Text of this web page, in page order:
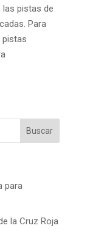
las pistas de
Para
pistas
para
la Cruz Roja